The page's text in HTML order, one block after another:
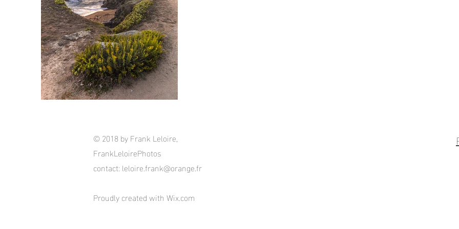
© 2018 by Frank Leloire,
FrankLeloirePhotos
contact: leloire.frank@orange.fr
Proudly created with Wix.com